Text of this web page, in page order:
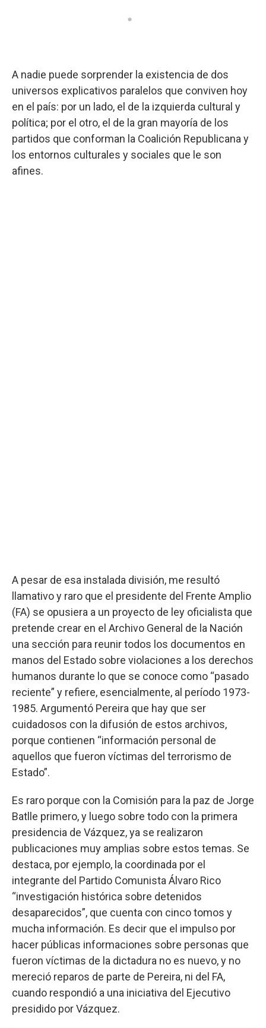
A nadie puede sorprender la existencia de dos
universos explicativos paralelos que conviven hoy
en el país: por un lado, el de la izquierda cultural y
política; por el otro, el de la gran mayoría de los
partidos que conforman la Coalición Republicana y
los entornos culturales y sociales que le son
afines.
A pesar de esa instalada división, me resultó
llamativo y raro que el presidente del Frente Amplio
(FA) se opusiera a un proyecto de ley oficialista que
pretende crear en el Archivo General de la Nación
una sección para reunir todos los documentos en
manos del Estado sobre violaciones a los derechos
humanos durante lo que se conoce como “pasado
reciente” y refiere, esencialmente, al período 1973-
1985. Argumentó Pereira que hay que ser
cuidadosos con la difusión de estos archivos,
porque contienen “información personal de
aquellos que fueron víctimas del terrorismo de
Estado”.
Es raro porque con la Comisión para la paz de Jorge
Batlle primero, y luego sobre todo con la primera
presidencia de Vázquez, ya se realizaron
publicaciones muy amplias sobre estos temas. Se
destaca, por ejemplo, la coordinada por el
integrante del Partido Comunista Álvaro Rico
“investigación histórica sobre detenidos
desaparecidos”, que cuenta con cinco tomos y
mucha información. Es decir que el impulso por
hacer públicas informaciones sobre personas que
fueron víctimas de la dictadura no es nuevo, y no
mereció reparos de parte de Pereira, ni del FA,
cuando respondió a una iniciativa del Ejecutivo
presidido por Vázquez.